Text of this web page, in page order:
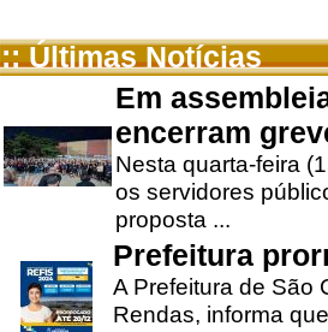
:: Últimas Notícias
Em
encerram
Nesta quarta-feira
os servidores
proposta ...
Prefeitura
A Prefeitura de São
Rendas, informa